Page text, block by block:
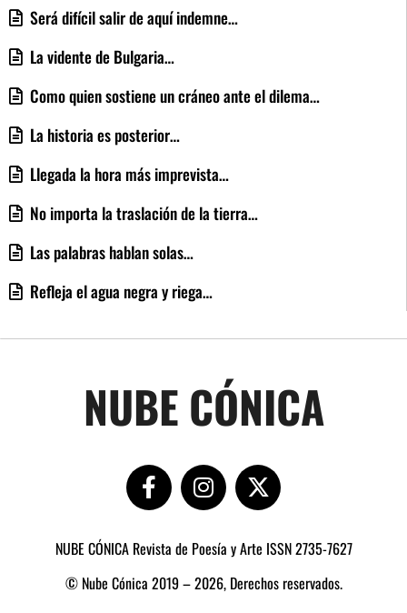
Será difícil salir de aquí indemne…
La vidente de Bulgaria…
Como quien sostiene un cráneo ante el dilema…
La historia es posterior…
Llegada la hora más imprevista…
No importa la traslación de la tierra…
Las palabras hablan solas…
Refleja el agua negra y riega…
NUBE CÓNICA
NUBE CÓNICA Revista de Poesía y Arte ISSN 2735-7627
© Nube Cónica 2019 – 2026, Derechos reservados.